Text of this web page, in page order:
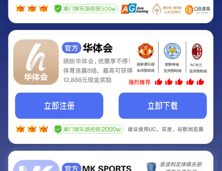
Hey Guys!
我们即将上线啦...
我们的网站正在建设.
它将是非常棒的网站.